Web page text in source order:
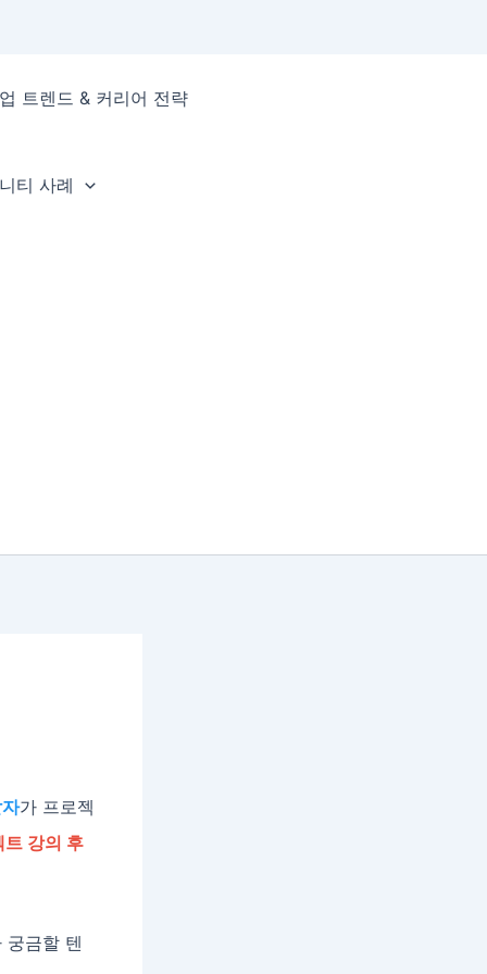
트렌드 & 커리어 전략
티 사례
가 프로젝
강의 후
궁금할 텐